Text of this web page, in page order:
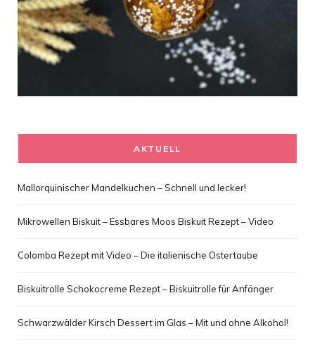
AKTUELL
Mallorquinischer Mandelkuchen – Schnell und lecker!
Mikrowellen Biskuit – Essbares Moos Biskuit Rezept – Video
Colomba Rezept mit Video – Die italienische Ostertaube
Biskuitrolle Schokocreme Rezept – Biskuitrolle für Anfänger
Schwarzwälder Kirsch Dessert im Glas – Mit und ohne Alkohol!